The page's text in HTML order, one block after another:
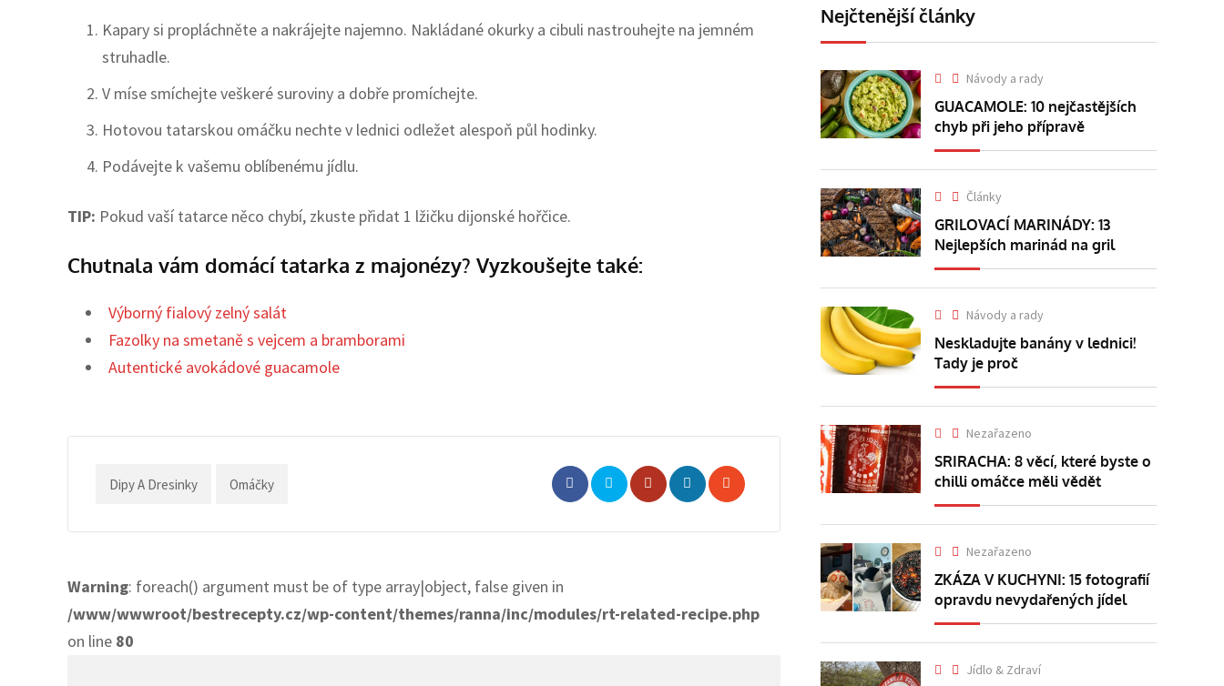
Kapary si propláchněte a nakrájejte najemno. Nakládané okurky a cibuli nastrouhejte na jemném
struhadle.
V míse smíchejte veškeré suroviny a dobře promíchejte.
Hotovou tatarskou omáčku nechte v lednici odležet alespoň půl hodinky.
Podávejte k vašemu oblíbenému jídlu.
TIP: Pokud vaší tatarce něco chybí, zkuste přidat 1 lžičku dijonské hořčice.
Chutnala vám domácí tatarka z majonézy? Vyzkoušejte také:
Výborný fialový zelný salát
Fazolky na smetaně s vejcem a bramborami
Autentické avokádové guacamole
Dipy A Dresinky Omáčky
WhatsappShare
Print
Warning: foreach() argument must be of type array|object, false given in
/www/wwwroot/bestrecepty.cz/wp-content/themes/ranna/inc/modules/rt-related-recipe.php
on line 80
Nejčtenější články
Návody a rady
GUACAMOLE: 10 nejčastějších
chyb při jeho přípravě
Články
GRILOVACÍ MARINÁDY: 13
Nejlepších marinád na gril
Návody a rady
Neskladujte banány v lednici!
Tady je proč
Nezařazeno
SRIRACHA: 8 věcí, které byste o
chilli omáčce měli vědět
Nezařazeno
ZKÁZA V KUCHYNI: 15 fotografií
opravdu nevydařených jídel
Jídlo & Zdraví